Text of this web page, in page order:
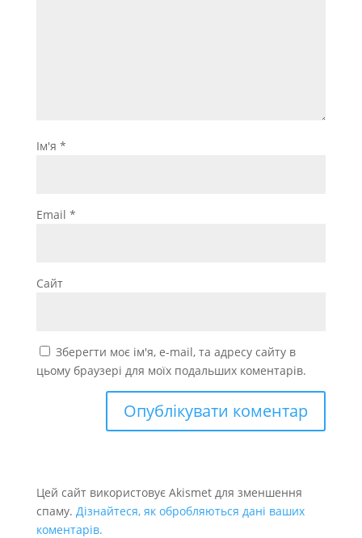
Ім'я *
Email *
Сайт
Зберегти моє ім'я, e-mail, та адресу сайту в
цьому браузері для моїх подальших коментарів.
Цей сайт використовує Akismet для зменшення
спаму. Дізнайтеся, як обробляються дані ваших
коментарів.